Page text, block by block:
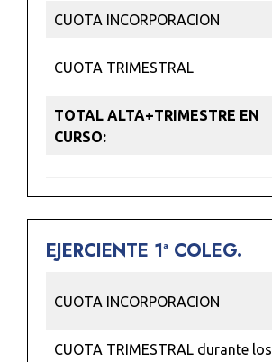
CUOTA INCORPORACION
CUOTA TRIMESTRAL
TOTAL ALTA+TRIMESTRE EN
CURSO:
EJERCIENTE 1ª COLEG.
CUOTA INCORPORACION
CUOTA TRIMESTRAL durante los